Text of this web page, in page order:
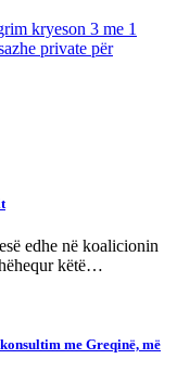
kryeson 3 me 1
private për
edhe në koalicionin
këtë…
me Greqinë, më